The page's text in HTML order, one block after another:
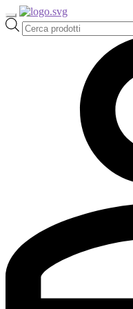
Ricerca
prodotti